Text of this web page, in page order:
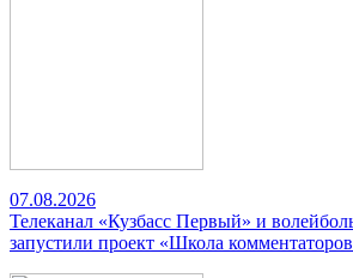
07.08.2026
Телеканал «Кузбасс Первый» и
запустили проект «Школа